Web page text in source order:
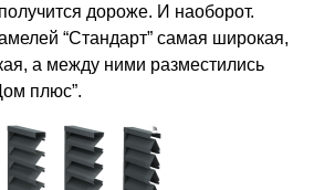
дороже. И наоборот.
“Стандарт” самая широкая,
а между ними разместились
плюс”.